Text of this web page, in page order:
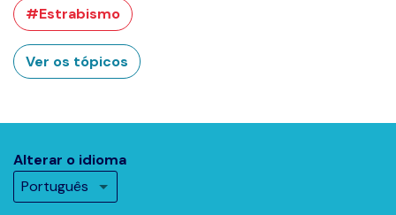
#Estrabismo
Ver os tópicos
Alterar o idioma